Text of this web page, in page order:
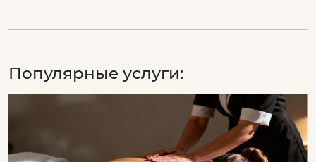
Популярные услуги: